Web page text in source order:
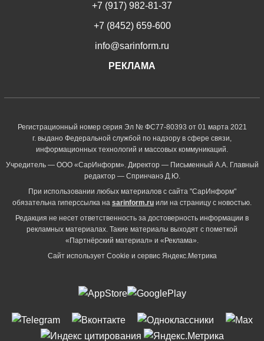
+7 (917) 982-81-37
+7 (8452) 659-600
info@sarinform.ru
РЕКЛАМА
Регистрационный номер серия Эл № ФС77-80393 от 01 марта 2021
г. выдано Федеральной службой по надзору в сфере связи,
информационных технологий и массовых коммуникаций.
Учредитель — ООО «СарИнформ». Директор — Письменный А.А. Главный
редактор — Спринчанэ Д.Ю.
При использовании любых материалов с сайта "СарИнформ"
обязательна гиперссылка на sarinform.ru или на страницу с новостью.
Редакция не несет ответственность за достоверность информации в
рекламных материалах. Такие материалы выходят с пометкой
«Партнёрский материал» и «Реклама».
Сайт использует Cookie и сервиc Яндекс.Метрика